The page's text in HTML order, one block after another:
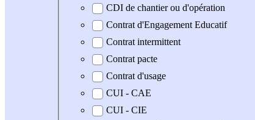
CDI de chantier ou d'opération
Contrat d'Engagement Educatif
Contrat intermittent
Contrat pacte
Contrat d'usage
CUI - CAE
CUI - CIE